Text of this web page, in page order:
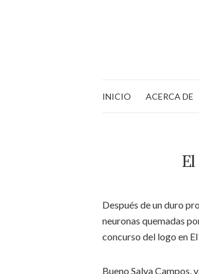
INICIO ACERCA DE
Después de un duro
neuronas quemadas
concurso del logo en
Bueno Salva Campos,